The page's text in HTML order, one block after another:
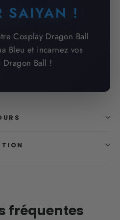
SAIYAN !
Cosplay Dragon Ball
Bleu et incarnez vos
Dragon Ball !
fréquentes